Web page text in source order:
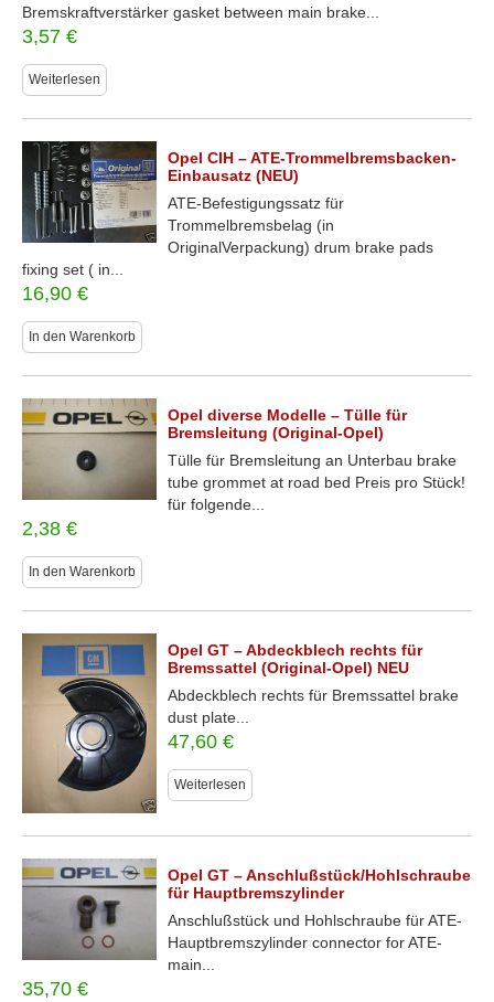
Bremskraftverstärker gasket between main brake...
3,57 €
Weiterlesen
Opel CIH – ATE-Trommelbremsbacken-
Einbausatz (NEU)
ATE-Befestigungssatz für
Trommelbremsbelag (in
OriginalVerpackung) drum brake pads
fixing set ( in...
16,90 €
In den Warenkorb
Opel diverse Modelle – Tülle für
Bremsleitung (Original-Opel)
Tülle für Bremsleitung an Unterbau brake
tube grommet at road bed Preis pro Stück!
für folgende...
2,38 €
In den Warenkorb
Opel GT – Abdeckblech rechts für
Bremssattel (Original-Opel) NEU
Abdeckblech rechts für Bremssattel brake
dust plate...
47,60€
Weiterlesen
Opel GT – Anschlußstück/Hohlschraube
für Hauptbremszylinder
Anschlußstück und Hohlschraube für ATE-
Hauptbremszylinder connector for ATE-
main...
35,70 €